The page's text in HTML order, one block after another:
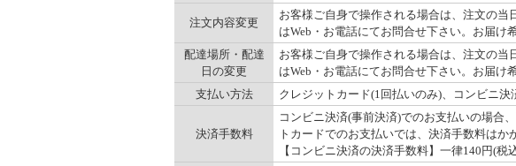
注文内容変更
お客様ご自身で操作される場合は、注文の当
はWeb・お電話にてお問合せ下さい。お届け
配達場所・配達
日の変更
お客様ご自身で操作される場合は、注文の当
はWeb・お電話にてお問合せ下さい。お届け
支払い方法
クレジットカード(1回払いのみ)、コンビニ決
決済手数料
コンビニ決済(事前決済)でのお支払いの場合
トカードでのお支払いでは、決済手数料はか
【コンビニ決済の決済手数料】一律140円(税